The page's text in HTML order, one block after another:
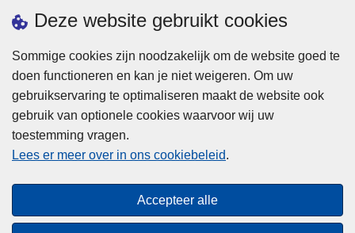
Deze website gebruikt cookies
Sommige cookies zijn noodzakelijk om de website goed te
doen functioneren en kan je niet weigeren. Om uw
gebruikservaring te optimaliseren maakt de website ook
gebruik van optionele cookies waarvoor wij uw
toestemming vragen.
Lees er meer over in ons cookiebeleid.
Accepteer alle
Privacy
Cookies
Toegankelijkheid